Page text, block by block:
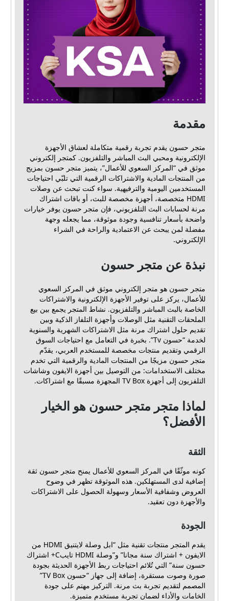
مقدمة
متجر حسون يقدم تجربة رقمية متكاملة لعشاق الأجهزة
الإلكترونية ومحبي البث المباشر والتلفزيون. كمتجر إلكتروني
موثق في “المركز السعوي للأعمال”، يتميز متجر حسون بمزيج
من المنتجات المادية والاشتراكات الرقمية التي تلبّي احتياجات
المستخدمين اليومية والترفيهية. سواء كنت تبحث عن وصلات
HDMI متخصصة، أجهزة مخصصة للبث، أو باقات اشتراك
مرنة لحسابات البث التلفزيوني، فإن متجر حسون يوفر خيارات
واضحة بأسعار تنافسية وجودة موثوقة، مما يجعله وجهة
مفضلة لمن يبحث عن الاعتمادية والراحة في الشراء
الإلكتروني.
نبذة عن متجر حسون
متجر حسون هو متجر إلكتروني موثق في المركز السعوي
للأعمال، يركز على توفير الأجهزة الإلكترونية والاشتراكات
الخاصة بالبث المباشر والتلفزيون. نشاط المتجر يجمع بين بيع
الملحقات التقنية مثل الوصلات وأجهزة التلفاز الذكية وبين
تقديم حلول اشتراك مرنة مثل الاشتراكات الشهرية والسنوية
لخدمة “حسون Tv”. بخبرة في التعامل مع احتياجات السوق
الرقمي وتقديم منتجات مخصصة للمستخدم العربي، يقدّم
متجر حسون مزيجًا من المنتجات المادية والرقمية التي تخدم
مختلف الاستخدامات: من التوصيل بين أجهزة الايفون وشاشات
التلفزيون إلى أجهزة TV Box المجهزة مسبقًا مع اشتراكات.
لماذا متجر متجر حسون هو الخيار
الأفضل؟
الثقة
كونه موثّقًا في المركز السعوي للأعمال يمنح متجر حسون ثقة
إضافية لدى المستهلكين. هذه الموثوقة تظهر في وضوح
العروض وشفافية الأسعار وسهولة الحصول على الاشتراكات
والأجهزة دون تعقيد.
الجودة
يقدم المتجر منتجات تقنية مثل “ابل وصلة لايتنيق HDMI من
الايفون + اشتراك سنة مجانا” و”وصلة HDMI تايبC+ اشتراك
حسون سنة” التي تُلائم احتياجات ربط الأجهزة الحديثة بجودة
صورة وصوت مستقرة، إضافة إلى جهاز “حسون TV Box”
المصمم لتقديم تجربة بث مرنة. التركيز مهتم على جودة
الخامات والأداء لضمان تجربة مستخدم متميزة.